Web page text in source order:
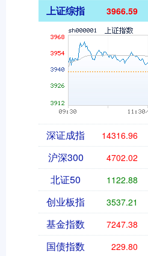
上证综指 3966.59
深证成指 14316.96
沪深300 4702.02
北证50 1122.88
创业板指 3537.21
基金指数 7247.38
国债指数 229.80